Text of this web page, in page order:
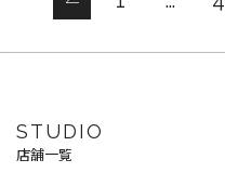
STUDIO
店舗一覧